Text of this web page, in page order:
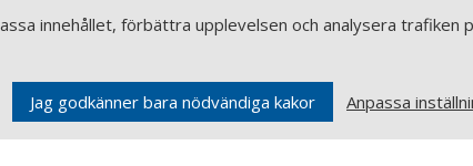
innehållet, förbättra upplevelsen och analysera
Jag godkänner bara nödvändiga kakor Anpassa